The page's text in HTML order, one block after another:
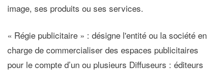
image, ses produits ou ses services.
« Régie publicitaire » : désigne l'entité ou la société en
charge de commercialiser des espaces publicitaires
pour le compte d’un ou plusieurs Diffuseurs : éditeurs